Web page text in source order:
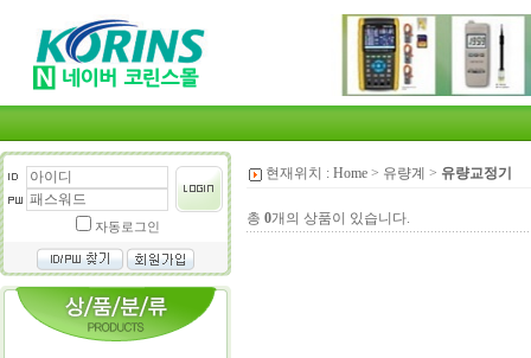
자동로그인
현재위치 : Home > 유량계 > 유량교정기
총 0개의 상품이 있습니다.